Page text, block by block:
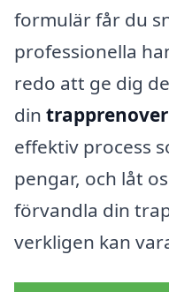
formulär får du
professionella
redo att ge dig
din
effektiv process
pengar, och låt
förvandla din
verkligen kan